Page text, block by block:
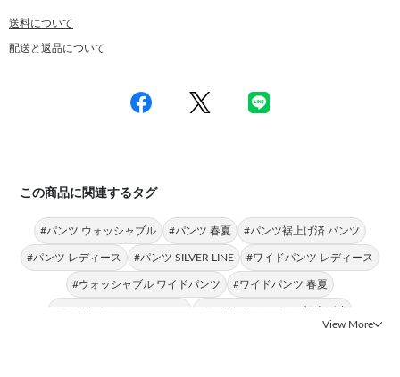
送料について
配送と返品について
この商品に関連するタグ
#パンツ ウォッシャブル #パンツ 春夏 #パンツ裾上げ済 パンツ
#パンツ レディース #パンツ SILVER LINE #ワイドパンツ レディース
#ウォッシャブル ワイドパンツ #ワイドパンツ 春夏
#ワイドパンツ SILVER LINE
#ワイドパンツ パンツ裾上げ済
View More